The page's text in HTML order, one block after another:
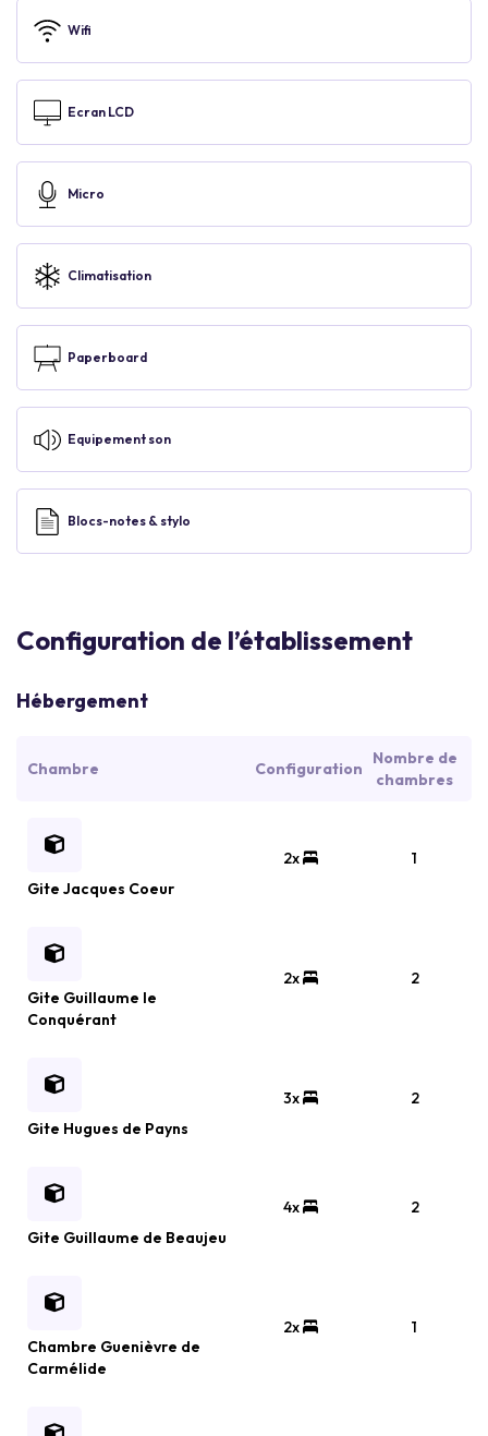
Wifi
Ecran LCD
Micro
Climatisation
Paperboard
Equipement son
Blocs-notes & stylo
Configuration de l’établissement
Hébergement
Chambre Configuration
Nombre de
chambres
Gite Jacques Coeur
2x 1
Gite Guillaume le
Conquérant
2x 2
Gite Hugues de Payns
3x 2
Gite Guillaume de Beaujeu
4x 2
Chambre Guenièvre de
Carmélide
2x 1